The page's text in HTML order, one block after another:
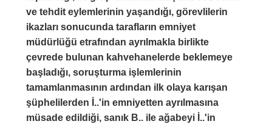
ve tehdit eylemlerinin yaşandığı, görevlilerin
ikazları sonucunda tarafların emniyet
müdürlüğü etrafından ayrılmakla birlikte
çevrede bulunan kahvehanelerde beklemeye
başladığı, soruşturma işlemlerinin
tamamlanmasının ardından ilk olaya karışan
şüphelilerden İ..'in emniyetten ayrılmasına
müsade edildiği, sanık B.. ile ağabeyi İ..'in